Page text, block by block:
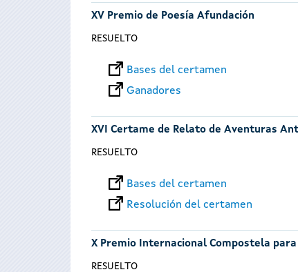
XV Premio de Poesía Afundación
RESUELTO
Bases del certamen
Ganadores
XVI Certame de Relato de Aventuras
RESUELTO
Bases del certamen
Resolución del certamen
X Premio Internacional Compostela
RESUELTO